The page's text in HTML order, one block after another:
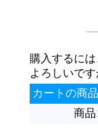
購入するに
よろしいです
カートの商
商品